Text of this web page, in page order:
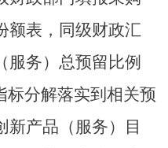
额表，同级财政汇
服务）总预留比例
标分解落实到相关预
新产品（服务）目